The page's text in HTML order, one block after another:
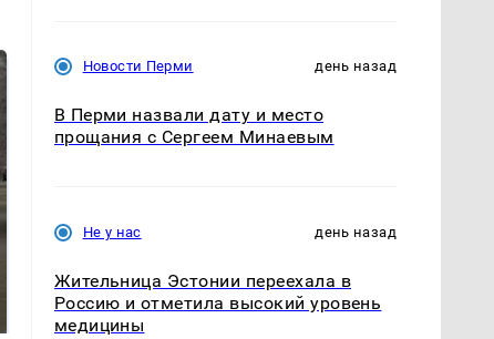
Не ешьте эту
готовую еду из
магазина: список
жестокое убийство
криптомиллионера
Новости Перми день назад
В Перми назвали дату и место
прощания с Сергеем Минаевым
Не у нас день назад
Жительница Эстонии переехала в
Россию и отметила высокий уровень
медицины